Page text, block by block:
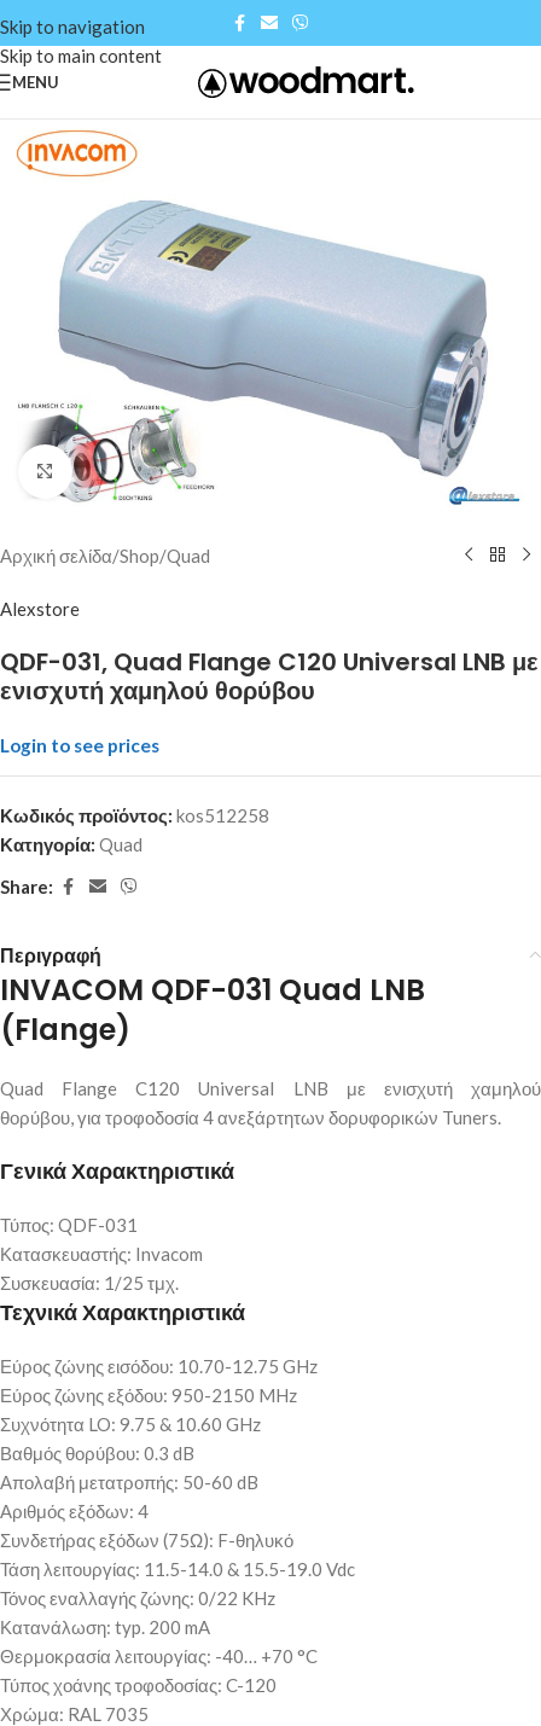
Skip to navigation
Skip to main content
MENU
Click to enlarge
Αρχική σελίδα/Shop/Quad
Alexstore
QDF-031, Quad Flange C120 Universal LNB με
ενισχυτή χαμηλού θορύβου
Login to see prices
Κωδικός προϊόντος: kos512258
Κατηγορία: Quad
Share:
Περιγραφή
INVACOM QDF-031 Quad LNB
(Flange)
Quad Flange C120 Universal LNB με ενισχυτή χαμηλού
θορύβου, για τροφοδοσία 4 ανεξάρτητων δορυφορικών Tuners.
Γενικά Χαρακτηριστικά
Τύπος: QDF-031
Κατασκευαστής: Invacom
Συσκευασία: 1/25 τμχ.
Τεχνικά Χαρακτηριστικά
Εύρος ζώνης εισόδου: 10.70-12.75 GHz
Εύρος ζώνης εξόδου: 950-2150 MHz
Συχνότητα LO: 9.75 & 10.60 GHz
Βαθμός θορύβου: 0.3 dB
Απολαβή μετατροπής: 50-60 dB
Αριθμός εξόδων: 4
Συνδετήρας εξόδων (75Ω): F-θηλυκό
Τάση λειτουργίας: 11.5-14.0 & 15.5-19.0 Vdc
Τόνος εναλλαγής ζώνης: 0/22 KHz
Κατανάλωση: typ. 200 mA
Θερμοκρασία λειτουργίας: -40… +70 °C
Τύπος χοάνης τροφοδοσίας: C-120
Χρώμα: RAL 7035